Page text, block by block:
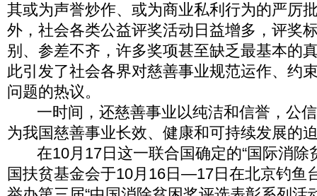
其或为声誉炒作、或为商业私利行为的严厉
外，社会各类公益评奖活动日益增多，评奖
别、参差不齐，许多奖项甚至缺乏最基本的
此引发了社会各界对慈善事业规范运作、约
问题的热议。
一时间，还慈善事业以纯洁和信誉，公信
为我国慈善事业长效、健康和可持续发展的
在10月17日这一联合国确定的“国际消除
国扶贫基金会于10月16日—17日在北京钓鱼